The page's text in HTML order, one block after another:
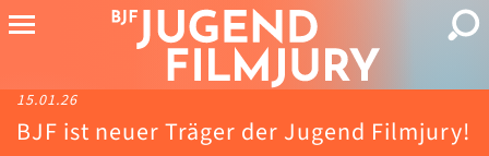
15.01.26
BJF ist neuer Träger der Jugend Filmjury!